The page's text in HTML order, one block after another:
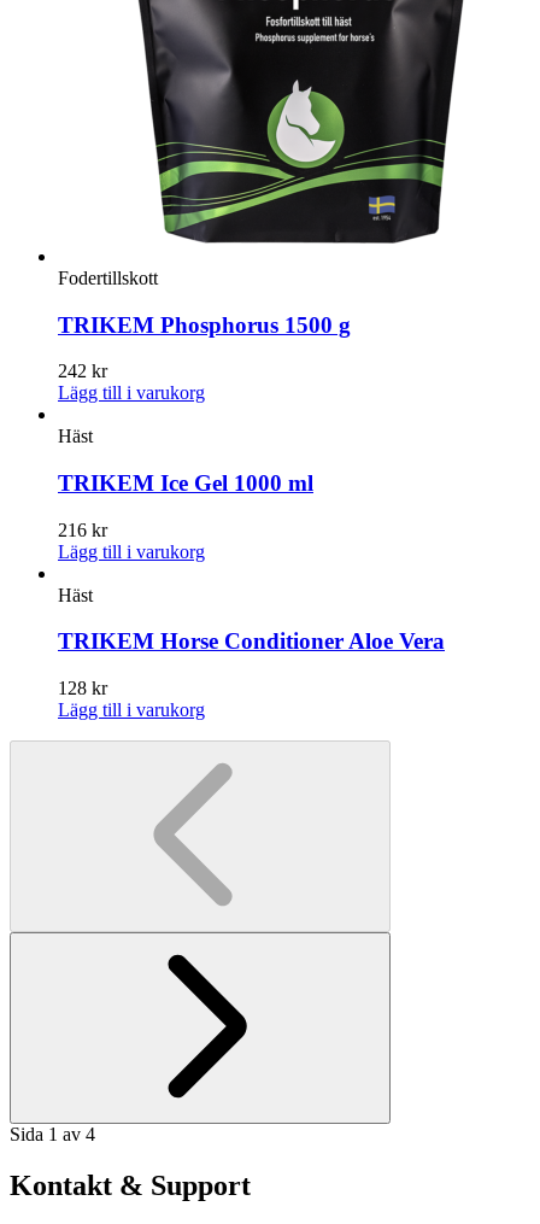
Fodertillskott
TRIKEM Phosphorus 1500 g
242 kr
Lägg till i varukorg
Häst
TRIKEM Ice Gel 1000 ml
216 kr
Lägg till i varukorg
Häst
TRIKEM Horse Conditioner Aloe Vera
128 kr
Lägg till i varukorg
Sida 1 av 4
Kontakt & Support